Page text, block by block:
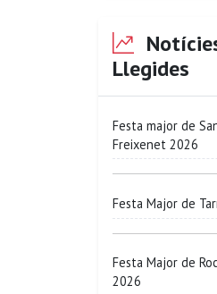
Llegides
Festa major de
Freixenet 2026
Festa Major de
Festa Major de
2026